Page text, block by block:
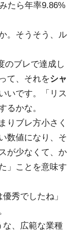
たら年率9.86%
。そうそう、ル
のブレで達成し
て、それをシャ
いです。「リス
るかな。
りブレ方小さく
数値になり、そ
が少なくて、か
」ことを意味す
秀でしたね」
な、広範な業種